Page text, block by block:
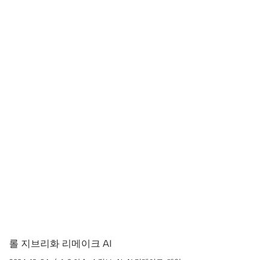
롤 지브리화 리메이크 AI